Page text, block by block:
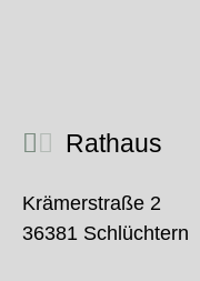
Rathaus
Krämerstraße 2
36381 Schlüchtern